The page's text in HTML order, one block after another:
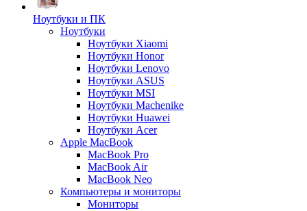
Ноутбуки и ПК
Ноутбуки
Ноутбуки Xiaomi
Ноутбуки Honor
Ноутбуки Lenovo
Ноутбуки ASUS
Ноутбуки MSI
Ноутбуки Machenike
Ноутбуки Huawei
Ноутбуки Acer
Apple MacBook
MacBook Pro
MacBook Air
MacBook Neo
Компьютеры и мониторы
Мониторы